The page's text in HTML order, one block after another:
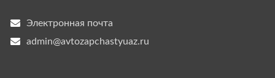
Электронная почта
admin@avtozapchastyuaz.ru